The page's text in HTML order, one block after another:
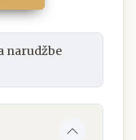
narudžbe